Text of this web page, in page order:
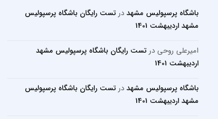
باشگاه پرسپولیس مشهد در تست رایگان باشگاه پرسپولیس
مشهد اردیبهشت 1401
امیرعلی روحی در تست رایگان باشگاه پرسپولیس مشهد
اردیبهشت 1401
باشگاه پرسپولیس مشهد در تست رایگان باشگاه پرسپولیس
مشهد اردیبهشت 1401